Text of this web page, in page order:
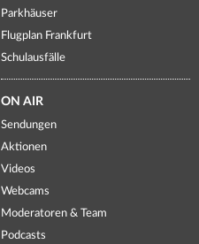
Parkhäuser
Flugplan Frankfurt
Schulausfälle
ON AIR
Sendungen
Aktionen
Videos
Webcams
Moderatoren & Team
Podcasts